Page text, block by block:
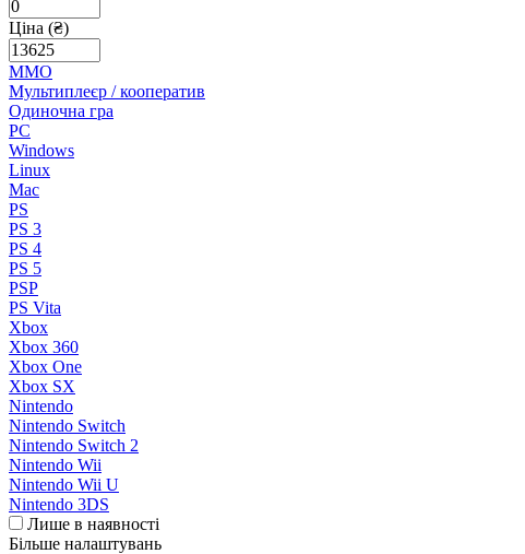
Ціна (₴)
MMO
Мультиплеєр / кооператив
Одиночна гра
PC
Windows
Linux
Mac
PS
PS 3
PS 4
PS 5
PSP
PS Vita
Xbox
Xbox 360
Xbox One
Xbox SX
Nintendo
Nintendo Switch
Nintendo Switch 2
Nintendo Wii
Nintendo Wii U
Nintendo 3DS
Лише в наявності
Більше налаштувань